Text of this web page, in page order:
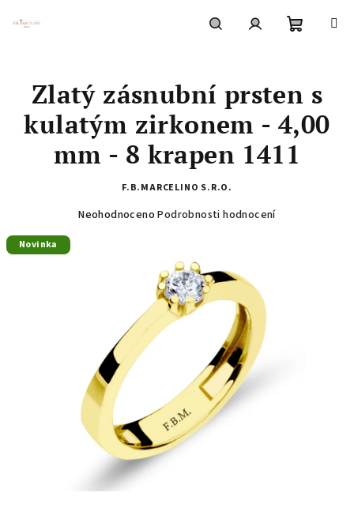
košík
Zlatý zásnubní prsten s
kulatým zirkonem - 4,00
mm - 8 krapen 1411
F.B.MARCELINO S.R.O.
Průměrné
hvězdiček.
Neohodnoceno Podrobnosti hodnocení
Novinka